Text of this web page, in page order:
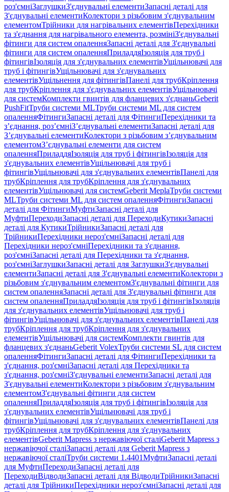
роз'ємніЗаглушкиЗ'єднувальні елементиЗапасні деталі для
З'єднувальні елементиКолектори з різьбовим з'єднувальним
елементомТрійники для нагрівальних елементівПерехідники
та з'єднання для нагрівального елемента, розмініЗ'єднувальні
фітинги для систем опаленняЗапасні деталі для З'єднувальні
фітинги для систем опаленняПриладдяІзоляція для труб і
фітингівІзоляція для з'єднувальних елементівУщільнювачі для
труб і фітингівУщільнювачі для з'єднувальних
елементівУщільнення для фітингівПанелі для трубКріплення
для трубКріплення для з'єднувальних елементівУщільнювачі
для системКомплекти гвинтів для фланцевих з'єднаньGeberit
PushFitТруби системи MLТруби системи ML для систем
опаленняФітингиЗапасні деталі для ФітингиПерехідники та
з’єднання, роз’ємніЗ’єднувальні елементиЗапасні деталі для
З’єднувальні елементиКолектори з різьбовим з’єднувальним
елементомЗ’єднувальні елементи для систем
опаленняПриладдяІзоляція для труб і фітингівІзоляція для
з'єднувальних елементівУщільнювачі для труб і
фітингівУщільнювачі для з'єднувальних елементівПанелі для
трубКріплення для трубКріплення для з'єднувальних
елементівУщільнювачі для системGeberit MeplaТруби системи
MLТруби системи ML для систем опаленняФітингиЗапасні
деталі для ФітингиМуфтиЗапасні деталі для
МуфтиПереходиЗапасні деталі для ПереходиКутикиЗапасні
деталі для КутикиТрійникиЗапасні деталі для
ТрійникиПерехідники нероз'ємніЗапасні деталі для
Перехідники нероз'ємніПерехідники та з'єднання,
роз'ємніЗапасні деталі для Перехідники та з'єднання,
роз'ємніЗаглушкиЗапасні деталі для ЗаглушкиЗ'єднувальні
елементиЗапасні деталі для З'єднувальні елементиКолектори з
різьбовим з'єднувальним елементомЗ'єднувальні фітинги для
систем опаленняЗапасні деталі для З'єднувальні фітинги для
систем опаленняПриладдяІзоляція для труб і фітингівІзоляція
для з'єднувальних елементівУщільнювачі для труб і
фітингівУщільнювачі для з'єднувальних елементівПанелі для
трубКріплення для трубКріплення для з'єднувальних
елементівУщільнювачі для системКомплекти гвинтів для
фланцевих з'єднаньGeberit VolexТруби системи SL для систем
опаленняФітингиЗапасні деталі для ФітингиПерехідники та
з'єднання, роз'ємніЗапасні деталі для Перехідники та
з'єднання, роз'ємніЗ'єднувальні елементиЗапасні деталі для
З'єднувальні елементиКолектори з різьбовим з'єднувальним
елементомЗ'єднувальні фітинги для систем
опаленняПриладдяІзоляція для труб і фітингівІзоляція для
з'єднувальних елементівУщільнювачі для труб і
фітингівУщільнювачі для з'єднувальних елементівПанелі для
трубКріплення для трубКріплення для з'єднувальних
елементівGeberit Mapress з нержавіючої сталіGeberit Mapress з
нержавіючої сталіЗапасні деталі для Geberit Mapress з
нержавіючої сталіТруби системи 1.4401МуфтиЗапасні деталі
для МуфтиПереходиЗапасні деталі для
ПереходиВідводиЗапасні деталі для ВідводиТрійникиЗапасні
деталі для ТрійникиПерехідники нероз'ємніЗапасні деталі для